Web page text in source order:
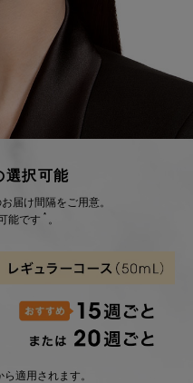
選択可能
届け間隔をご用意。
能です * 。
適用されます。